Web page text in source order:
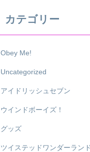
カテゴリー
Obey Me!
Uncategorized
アイドリッシュセブン
ウインドボーイズ！
グッズ
ツイステッドワンダーランド